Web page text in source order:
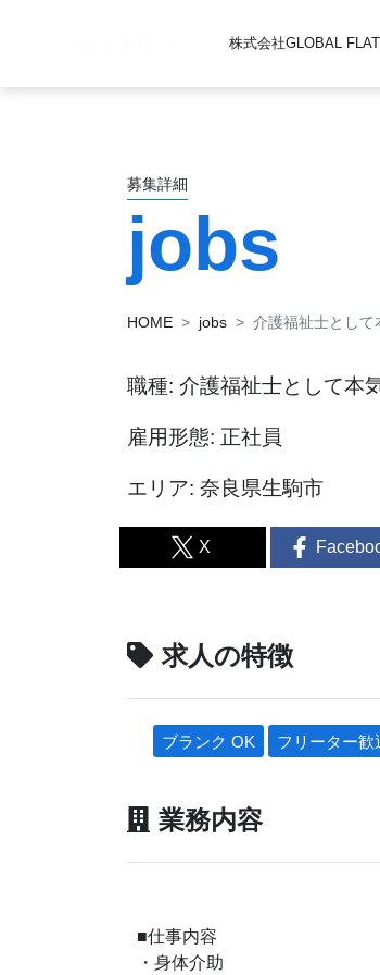
株式会社GLOBAL FLAT
募集詳細
jobs
HOME jobs 介護福祉士として
職種: 介護福祉士として本
雇用形態: 正社員
エリア: 奈良県生駒市
X
求人の特徴
ブランク OK フリーター歓
業務内容
■仕事内容
・身体介助